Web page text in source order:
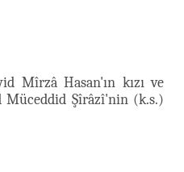
Mîrzâ Hasan'ın kızı ve
Şîrâzî'nin (k.s.)